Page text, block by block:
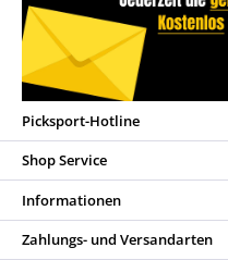
Picksport-Hotline
Shop Service
Informationen
Zahlungs- und Versandarten